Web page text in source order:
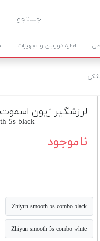
اجاره دوربین و تجهیزات
لرزشگیر ژیون اسموت 5s مشکی
5s black
ناموجود
Zhiyun smooth 5s combo black
Zhiyun smooth 5s combo white